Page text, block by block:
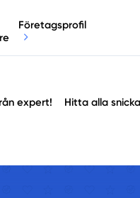
Företagsprofil
expert! Hitta alla